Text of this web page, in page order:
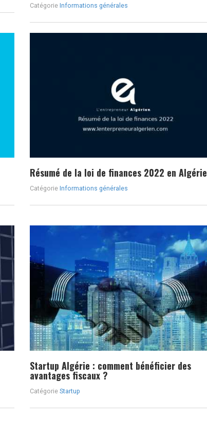
Catégorie Informations générales
Résumé de la loi de finances 2022 en Algérie
Catégorie Informations générales
Startup Algérie : comment bénéficier des
avantages fiscaux ?
Catégorie Startup